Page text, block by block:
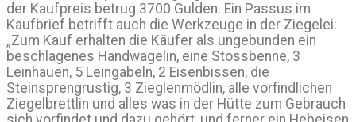
der Kaufpreis betrug 3700 Gulden. Ein Passus im
Kaufbrief betrifft auch die Werkzeuge in der Ziegelei:
„Zum Kauf erhalten die Käufer als ungebunden ein
beschlagenes Handwagelin, eine Stossbenne, 3
Leinhauen, 5 Leingabeln, 2 Eisenbissen, die
Steinsprengrustig, 3 Zieglenmödlin, alle vorfindlichen
Ziegelbrettlin und alles was in der Hütte zum Gebrauch